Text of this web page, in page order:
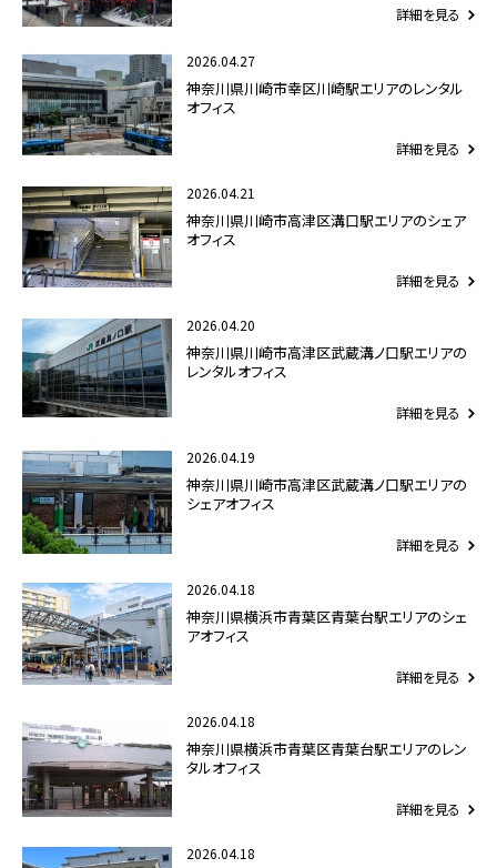
詳細を見る
2026.04.27
神奈川県川崎市幸区川崎駅エリアのレンタル
オフィス
詳細を見る
2026.04.21
神奈川県川崎市高津区溝口駅エリアのシェア
オフィス
詳細を見る
2026.04.20
神奈川県川崎市高津区武蔵溝ノ口駅エリアの
レンタルオフィス
詳細を見る
2026.04.19
神奈川県川崎市高津区武蔵溝ノ口駅エリアの
シェアオフィス
詳細を見る
2026.04.18
神奈川県横浜市青葉区青葉台駅エリアのシェ
アオフィス
詳細を見る
2026.04.18
神奈川県横浜市青葉区青葉台駅エリアのレン
タルオフィス
詳細を見る
2026.04.18